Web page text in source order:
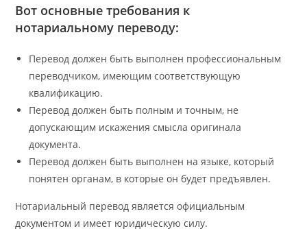
Вот основные требования к
нотариальному переводу:
Перевод должен быть выполнен профессиональным
переводчиком, имеющим соответствующую
квалификацию.
Перевод должен быть полным и точным, не
допускающим искажения смысла оригинала
документа.
Перевод должен быть выполнен на языке, который
понятен органам, в которые он будет предъявлен.
Нотариальный перевод является официальным
документом и имеет юридическую силу.